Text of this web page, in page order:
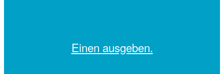
Einen ausgeben.